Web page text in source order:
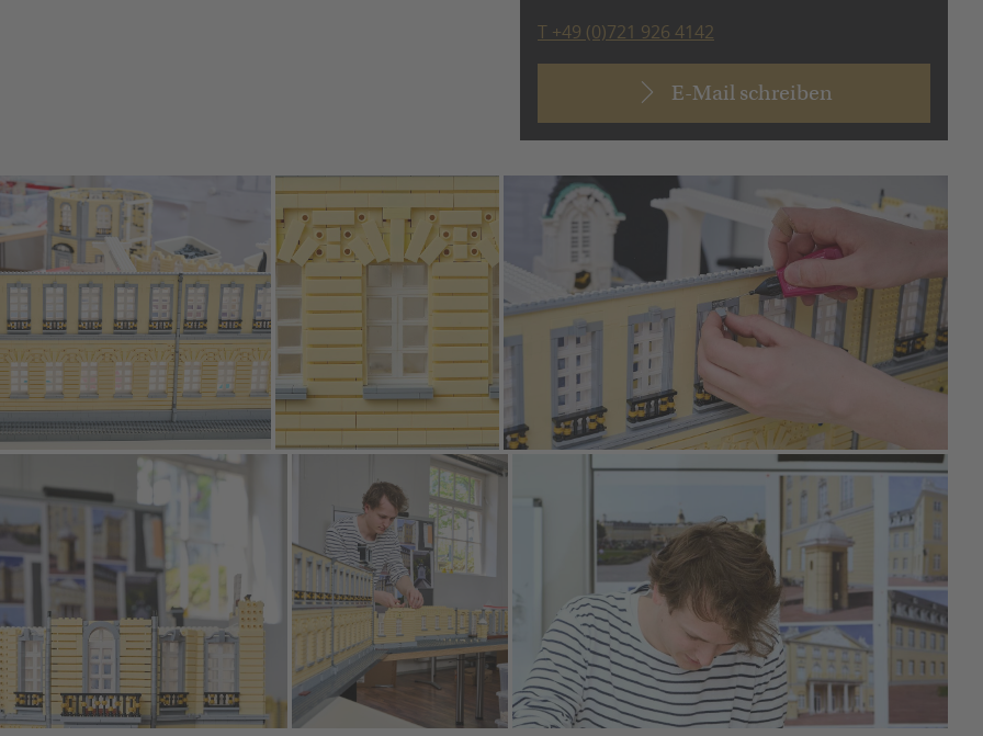
T +49 (0)721 926 4142
E-Mail schreiben